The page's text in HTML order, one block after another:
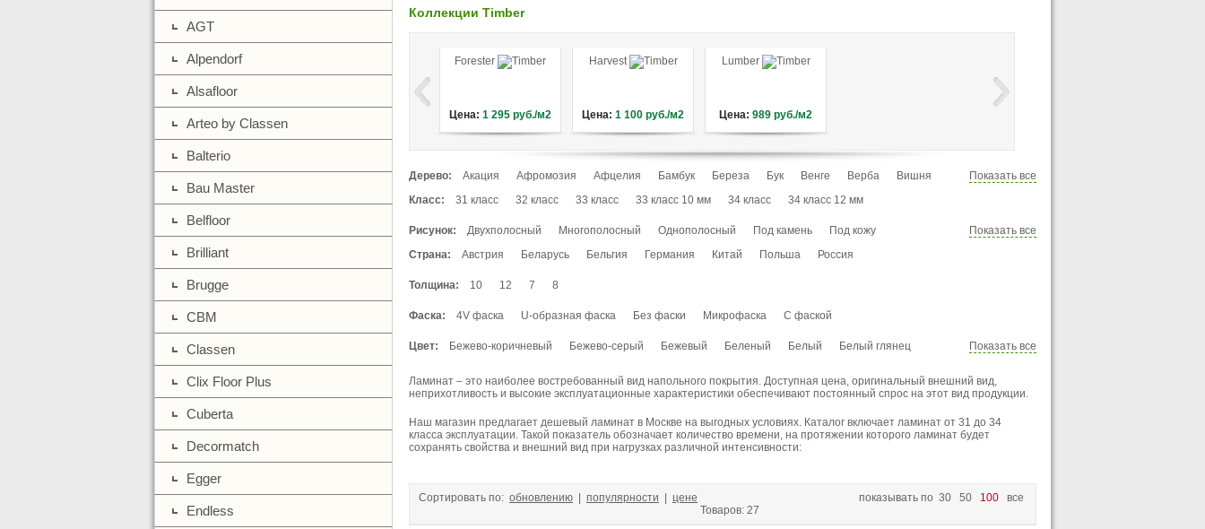
AGT
Alpendorf
Alsafloor
Arteo by Classen
Balterio
Bau Master
Belfloor
Brilliant
Brugge
CBM
Classen
Clix Floor Plus
Cuberta
Decormatch
Egger
Endless
Коллекции Timber
Forester
Цена: 1 295 руб./м2
Harvest
Цена: 1 100 руб./м2
Lumber
Цена: 989 руб./м2
Дерево: Акация Афромозия Афцелия Бамбук Береза Бук Венге Верба
Вишня
Вяз
Гикори Граб Груша Дуб Дуссие Ель Зебрано Ироко
Лиственница
Лоза Магнолия Махагон Мербау Олива Ольха Орех
Падук
Палисандр Панга-панга Пекан Пиния Сакупира Секвойя
Показать все
Класс:
31 класс 32 класс 33 класс 33 класс 10 мм 34 класс 34 класс 12 мм
Рисунок: Двухполосный Многополосный Однополосный Под камень
Под кожу
Под мрамор
Под плитку Художественный
Показать все
Страна:
Австрия Беларусь Бельгия Германия Китай Польша Россия
Толщина: 10 12 7 8
Фаска: 4V фаска U-образная фаска Без фаски Микрофаска С фаской
Цвет: Бежево-коричневый Бежево-серый Бежевый Беленый Белый
Белый глянец
Дуб темно-желтый
Желтый Зеленый Коричнево-рыжий
Коричнево-серый
Рыжий
Светло-бежевый Светло-бежевый с коричневым
Светло-желтый
Светло-коричневый
Светло-серый Светлый Светлый венге
Темный венге
Черно-белый Черно-серый
Черный с желтым
Показать все
Ламинат – это наиболее востребованный вид напольного покрытия. Доступная цена, оригинальный внешний вид,
неприхотливость и высокие эксплуатационные характеристики обеспечивают постоянный спрос на этот вид продукции.
Наш магазин предлагает дешевый ламинат в Москве на выгодных условиях. Каталог включает ламинат от 31 до 34
класса эксплуатации. Такой показатель обозначает количество времени, на протяжении которого ламинат будет
сохранять свойства и внешний вид при нагрузках различной интенсивности:
Сортировать по: обновлению популярности цене показывать по 30 50 100
все
Товаров: 27